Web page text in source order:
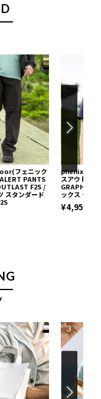
フェニック
PANTS
F2S /
スタンダード
phenix
スアウトド
GRAPHIC
ックス グラ
¥4,950
3